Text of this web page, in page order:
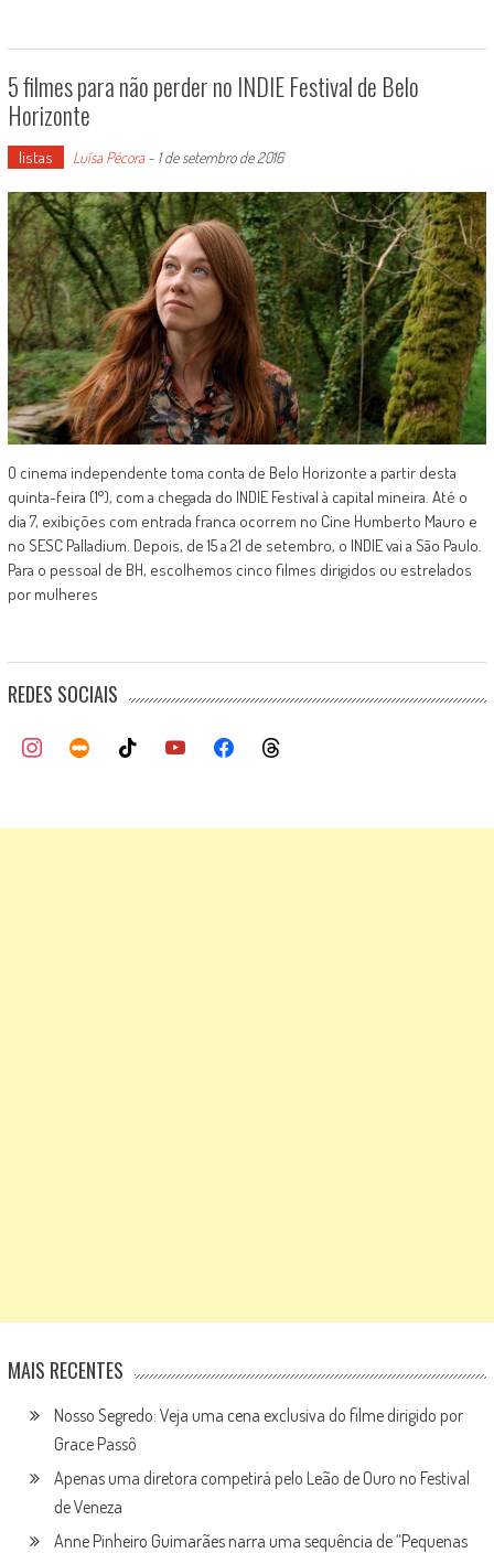
5 filmes para não perder no INDIE Festival de Belo
Horizonte
listas Luísa Pécora- 1 de setembro de 2016
O cinema independente toma conta de Belo Horizonte a partir desta
quinta-feira (1°), com a chegada do INDIE Festival à capital mineira. Até o
dia 7, exibições com entrada franca ocorrem no Cine Humberto Mauro e
no SESC Palladium. Depois, de 15 a 21 de setembro, o INDIE vai a São Paulo.
Para o pessoal de BH, escolhemos cinco filmes dirigidos ou estrelados
por mulheres
REDES SOCIAIS
MAIS RECENTES
Nosso Segredo: Veja uma cena exclusiva do filme dirigido por
Grace Passô
Apenas uma diretora competirá pelo Leão de Ouro no Festival
de Veneza
Anne Pinheiro Guimarães narra uma sequência de “Pequenas